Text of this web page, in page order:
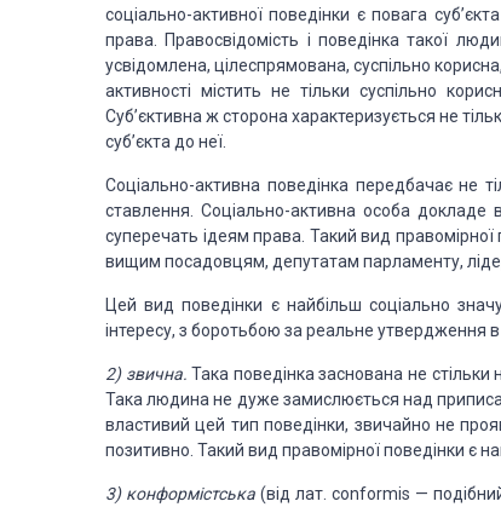
соціально-активної поведінки є повага суб’єк­
права.
Правосвідомість і поведінка такої
усвідомлена, цілеспрямована, суспільно
активності містить не тільки суспільно
Суб’єктивна ж сторона характеризується не
суб’єк­та до неї.
Соціально-активна поведінка передбачає не
ставлення. Соціально-активна особа докладе
суперечать ідеям права. Такий вид правомірної
вищим посадовцям, депутатам парламен­ту,
Цей вид поведінки єнайбільш соціально
інтересу, з боротьбою за реальне утвердження в
2) звична.Така поведінка заснована не стільки
Така людина не дуже замислюється над при
властивий цей тип поведінки, звичайно не
позитивно. Такий вид правомірної поведінки є
3) конформістська (від лат. conformis —